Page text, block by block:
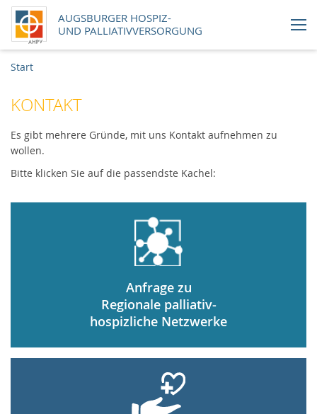
AUGSBURGER HOSPIZ-
UND PALLIATIVVERSORGUNG
Handlungsfelder
Über uns
Uns unterstützen
Der AHPV
Start
KONTAKT
Es gibt mehrere Gründe, mit uns Kontakt aufnehmen zu
wollen.
Bitte klicken Sie auf die passendste Kachel:
Anfrage zu
Regionale palliativ-
hospizliche Netzwerke